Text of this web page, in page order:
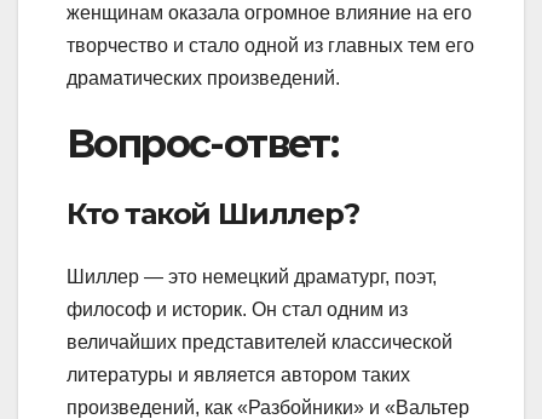
женщинам оказала огромное влияние на его
творчество и стало одной из главных тем его
драматических произведений.
Вопрос-ответ:
Кто такой Шиллер?
Шиллер — это немецкий драматург, поэт,
философ и историк. Он стал одним из
величайших представителей классической
литературы и является автором таких
произведений, как «Разбойники» и «Вальтер